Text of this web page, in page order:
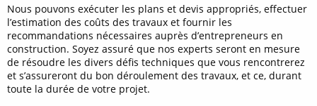
Nous pouvons exécuter les plans et devis appropriés, effectuer
l’estimation des coûts des travaux et fournir les
recommandations nécessaires auprès d’entrepreneurs en
construction. Soyez assuré que nos experts seront en mesure
de résoudre les divers défis techniques que vous rencontrerez
et s’assureront du bon déroulement des travaux, et ce, durant
toute la durée de votre projet.